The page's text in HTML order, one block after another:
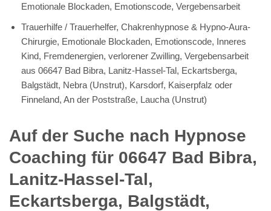
Emotionale Blockaden, Emotionscode, Vergebensarbeit
Trauerhilfe / Trauerhelfer, Chakrenhypnose & Hypno-Aura-
Chirurgie, Emotionale Blockaden, Emotionscode, Inneres
Kind, Fremdenergien, verlorener Zwilling, Vergebensarbeit
aus 06647 Bad Bibra, Lanitz-Hassel-Tal, Eckartsberga,
Balgstädt, Nebra (Unstrut), Karsdorf, Kaiserpfalz oder
Finneland, An der Poststraße, Laucha (Unstrut)
Auf der Suche nach Hypnose
Coaching für 06647 Bad Bibra,
Lanitz-Hassel-Tal,
Eckartsberga, Balgstädt,